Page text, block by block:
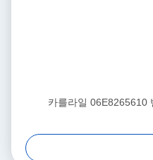
카를라일 06E8265610